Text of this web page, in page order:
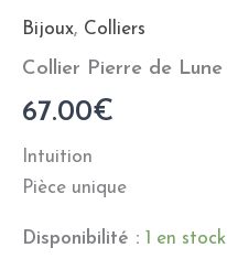
Bijoux, Colliers
Collier Pierre de Lune
67.00€
Intuition
Pièce unique
Disponibilité : 1 en stock